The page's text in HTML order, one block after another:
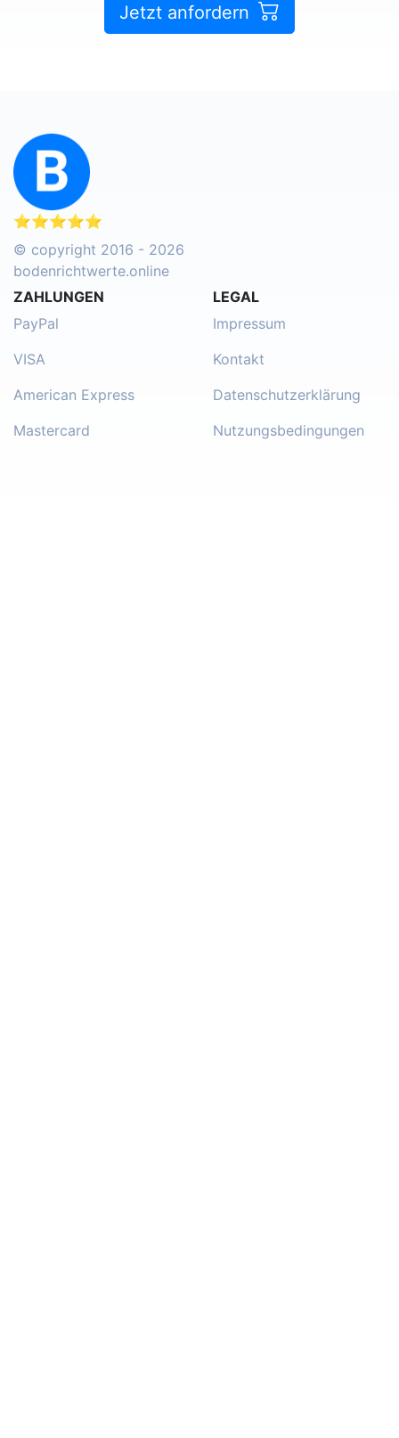
Jetzt anfordern
⭐⭐⭐⭐⭐
© copyright 2016 - 2026
bodenrichtwerte.online
ZAHLUNGEN
PayPal
VISA
American Express
Mastercard
LEGAL
Impressum
Kontakt
Datenschutzerklärung
Nutzungsbedingungen